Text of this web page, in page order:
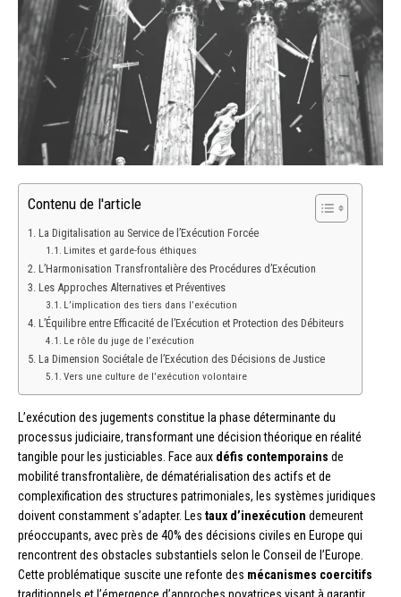
Contenu de l'article
La Digitalisation au Service de l’Exécution Forcée
Limites et garde-fous éthiques
L’Harmonisation Transfrontalière des Procédures d’Exécution
Les Approches Alternatives et Préventives
L’implication des tiers dans l’exécution
L’Équilibre entre Efficacité de l’Exécution et Protection des Débiteurs
Le rôle du juge de l’exécution
La Dimension Sociétale de l’Exécution des Décisions de Justice
Vers une culture de l’exécution volontaire
L’exécution des jugements constitue la phase déterminante du
processus judiciaire, transformant une décision théorique en réalité
tangible pour les justiciables. Face aux défis contemporains de
mobilité transfrontalière, de dématérialisation des actifs et de
complexification des structures patrimoniales, les systèmes juridiques
doivent constamment s’adapter. Les taux d’inexécution demeurent
préoccupants, avec près de 40% des décisions civiles en Europe qui
rencontrent des obstacles substantiels selon le Conseil de l’Europe.
Cette problématique suscite une refonte des mécanismes coercitifs
traditionnels et l’émergence d’approches novatrices visant à garantir